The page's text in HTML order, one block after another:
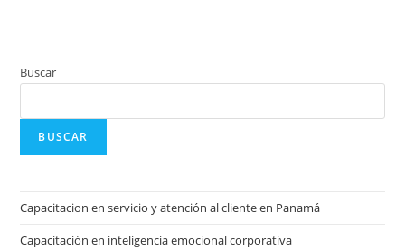
Buscar
BUSCAR
Capacitacion en servicio y atención al cliente en Panamá
Capacitación en inteligencia emocional corporativa